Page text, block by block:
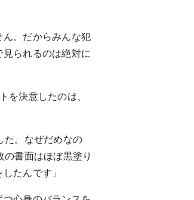
。だからみんな犯
られるのは絶対に
を決意したのは、
た。なぜだめなの
書面はほぼ黒塗り
たんです」